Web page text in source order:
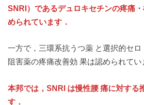
SNRI）であるデュロキセチンの疼痛
められています．
一方で，三環系抗うつ薬 と選択的セ
阻害薬の疼痛改善効 果は認められてい
本邦では，SNRI は慢性腰 痛に対する
す．